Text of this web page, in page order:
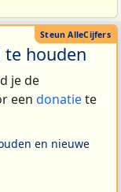
te houden
je de
een donatiete
en nieuwe